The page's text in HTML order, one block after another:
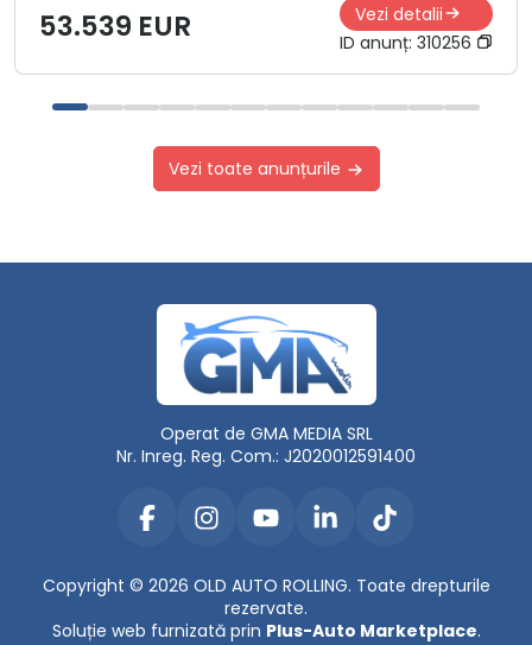
53.539 EUR
Vezi detalii
ID anunț: 310256
Vezi toate anunțurile
Operat de GMA MEDIA SRL
Nr. Inreg. Reg. Com.: J2020012591400
Copyright © 2026 OLD AUTO ROLLING. Toate drepturile
rezervate.
Soluție web furnizată prin Plus-Auto Marketplace.